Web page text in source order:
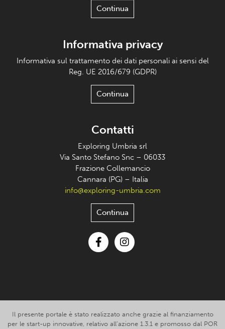
Continua
Informativa privacy
Informativa sul trattamento dei dati personali ai sensi del
Reg. UE 2016/679 (GDPR)
Continua
Contatti
Exploring Umbria srl
Via Santo Stefano Snc – 06033
Frazione Collemancio
Cannara (PG) – Italia
info@exploring-umbria.com
Continua
Il presente portale è stato realizzato anche grazie al finanziamento
per le start-up innovative, relativo all’azione 1.3.1 e promosso dal POR